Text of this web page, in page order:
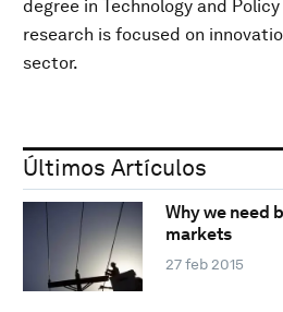
degree in Technology and
research is focused on
sector.
Últimos Artículos
Why we need
markets
27 feb 2015